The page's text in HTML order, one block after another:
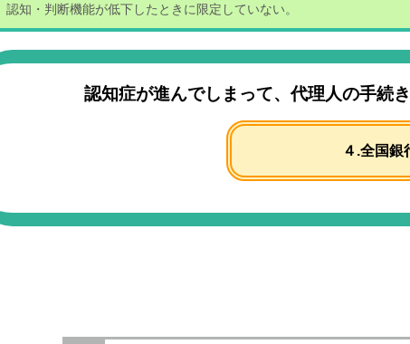
認知・判断機能が低下したときに限定していない。
認知症が進んでしまって、代理人の手続
４.全国銀